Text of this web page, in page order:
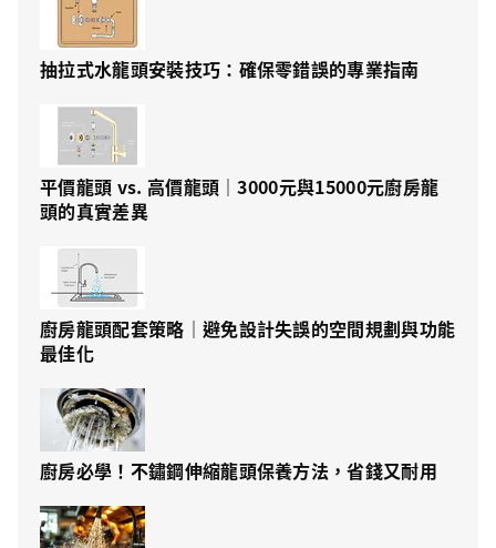
抽拉式水龍頭安裝技巧：確保零錯誤的專業指南
平價龍頭 vs. 高價龍頭｜3000元與15000元廚房龍
頭的真實差異
廚房龍頭配套策略｜避免設計失誤的空間規劃與功能
最佳化
廚房必學！不鏽鋼伸縮龍頭保養方法，省錢又耐用